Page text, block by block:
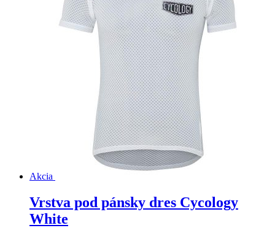
Akcia
Vrstva pod pánsky dres Cycology
White